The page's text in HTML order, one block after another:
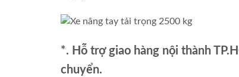
*. Hỗ trợ giao hàng nội thành
chuyển.